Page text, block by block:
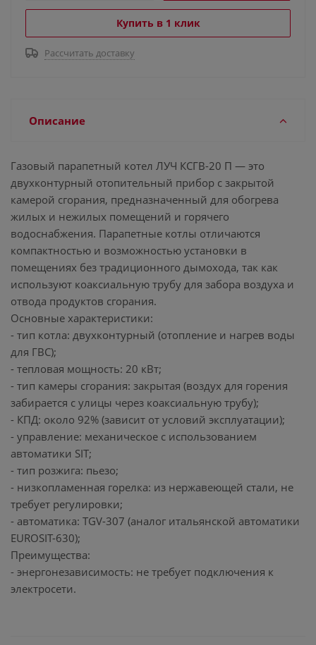
Купить в 1 клик
Рассчитать доставку
Описание
Газовый парапетный котел ЛУЧ КСГВ-20 П — это
двухконтурный отопительный прибор с закрытой
камерой сгорания, предназначенный для обогрева
жилых и нежилых помещений и горячего
водоснабжения. Парапетные котлы отличаются
компактностью и возможностью установки в
помещениях без традиционного дымохода, так как
используют коаксиальную трубу для забора воздуха и
отвода продуктов сгорания.
Основные характеристики:
- тип котла: двухконтурный (отопление и нагрев воды
для ГВС);
- тепловая мощность: 20 кВт;
- тип камеры сгорания: закрытая (воздух для горения
забирается с улицы через коаксиальную трубу);
- КПД: около 92% (зависит от условий эксплуатации);
- управление: механическое с использованием
автоматики SIT;
- тип розжига: пьезо;
- низкопламенная горелка: из нержавеющей стали, не
требует регулировки;
- автоматика: TGV-307 (аналог итальянской автоматики
EUROSIT-630);
Преимущества:
- энергонезависимость: не требует подключения к
электросети.